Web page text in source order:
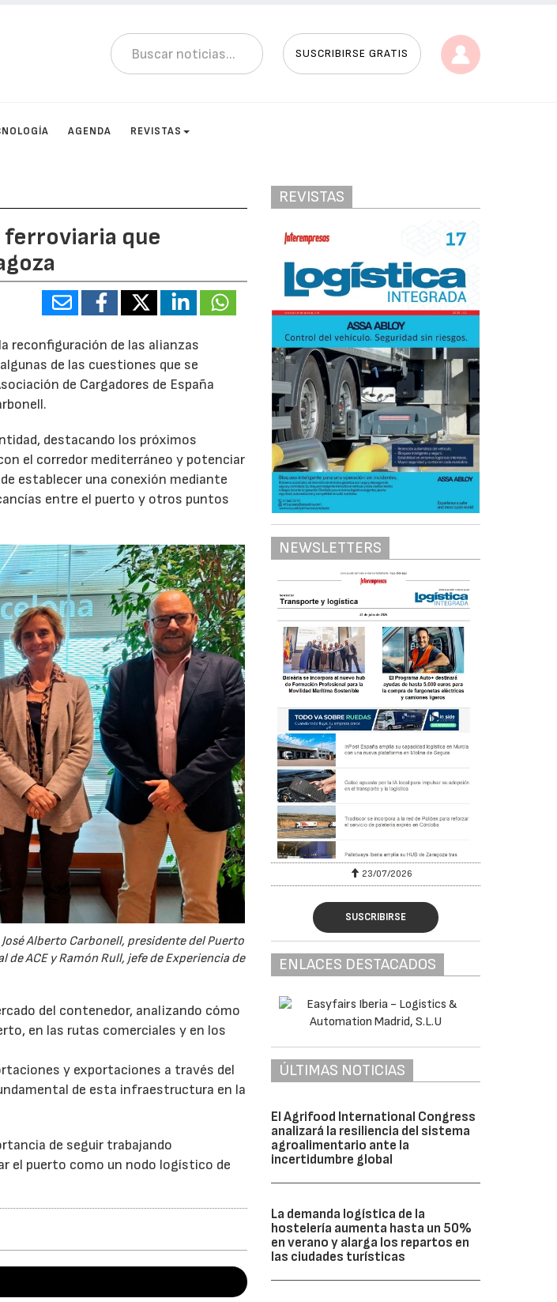
SUSCRIBIRSE GRATIS
AGENDA REVISTAS
ferroviaria que
reconfiguración de las alianzas
de las cuestiones que se
de Cargadores de España
destacando los próximos
el corredor mediterráneo y potenciar
establecer una conexión mediante
entre el puerto y otros puntos
José Alberto Carbonell, presidente del Puerto
de ACE y Ramón Rull, jefe de Experiencia de
del contenedor, analizando cómo
en las rutas comerciales y en los
y exportaciones a través del
de esta infraestructura en la
de seguir trabajando
el puerto como un nodo logístico de
REVISTAS
NEWSLETTERS
30/07/2026 23/07/2026
SUSCRIBIRSE
ENLACES DESTACADOS
ÚLTIMAS NOTICIAS
El Agrifood International Congress
analizará la resiliencia del sistema
agroalimentario ante la
incertidumbre global
La demanda logística de la
hostelería aumenta hasta un 50%
en verano y alarga los repartos en
las ciudades turísticas